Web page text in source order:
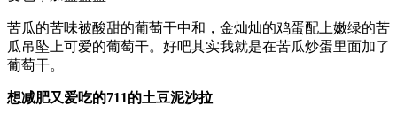
苦瓜的苦味被酸甜的葡萄干中和，金灿灿的鸡蛋配上嫩绿的苦
瓜吊坠上可爱的葡萄干。好吧其实我就是在苦瓜炒蛋里面加了
葡萄干。
想减肥又爱吃的711的土豆泥沙拉